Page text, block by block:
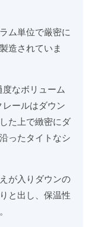
ム単位で厳密に
造されていま
なボリューム
ールはダウン
た上で緻密にダ
ったタイトなシ
が入りダウンの
と出し、保温性